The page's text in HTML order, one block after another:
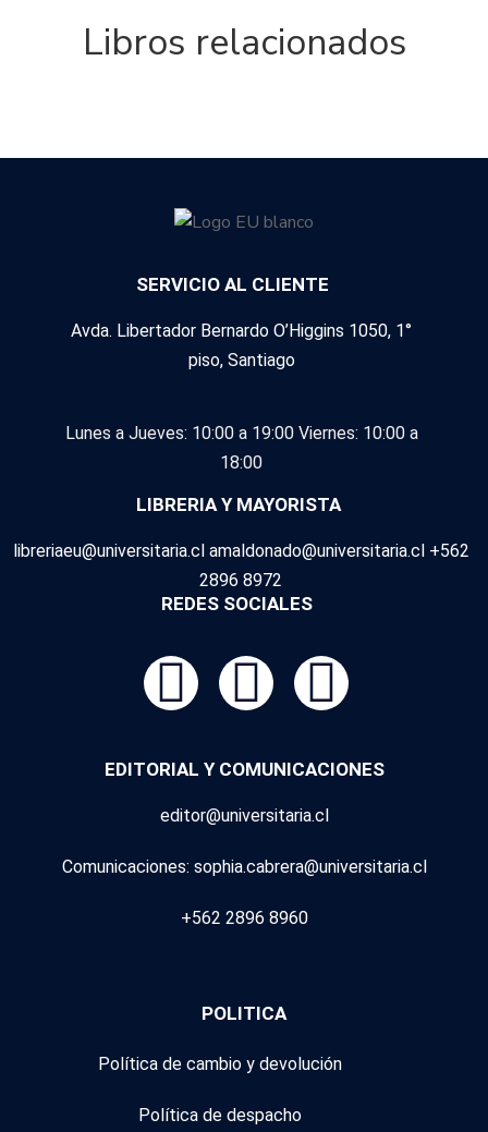
Libros relacionados
SERVICIO AL CLIENTE
Avda. Libertador Bernardo O’Higgins 1050, 1°
piso, Santiago
Lunes a Jueves: 10:00 a 19:00 Viernes: 10:00 a
18:00
LIBRERIA Y MAYORISTA
libreriaeu@universitaria.cl amaldonado@universitaria.cl +562
2896 8972
REDES SOCIALES
EDITORIAL Y COMUNICACIONES
editor@universitaria.cl
Comunicaciones: sophia.cabrera@universitaria.cl
+562 2896 8960
POLITICA
Política de cambio y devolución
Política de despacho